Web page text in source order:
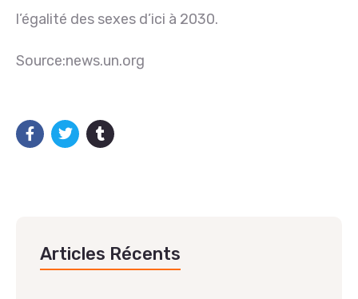
l’égalité des sexes d’ici à 2030.
Source:news.un.org
Articles Récents